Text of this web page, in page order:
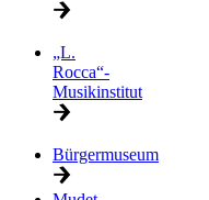
„L.
Rocca“-
Musikinstitut
Bürgermuseum